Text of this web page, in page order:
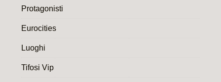
Protagonisti
Eurocities
Luoghi
Tifosi Vip